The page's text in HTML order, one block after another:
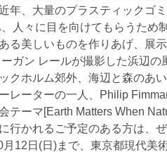
年、大量のプラスティックゴ
人々に目を向けてもらうため
る美しいものを作りあげ、展
ガン レールが撮影した浜辺の
クホルム郊外、海辺と森のあ
レーターの一人、Philip
テーマ[Earth Matters When
行かれるご予定のある方は、
12日(日)まで、東京都現代美